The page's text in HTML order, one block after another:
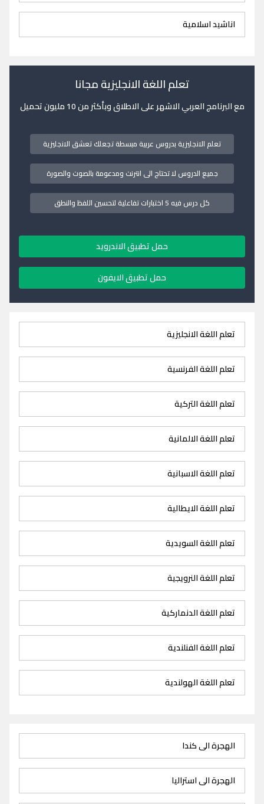
اناشيد اسلامية
تعلم اللغة الانجليزية مجانا
مع البرنامج العربي الاشهر على الاطلاق وبأكثر من 10 مليون تحميل
تعلم الانجليزية بدروس عربية مبسطة تجعلك تعشق الانجليزية
جميع الدروس لا تحتاج الى انترنت ومدعومة بالصوت والصورة
كل درس فيه 5 اختبارات تفاعلية لتحسين اللفظ والنطق
حمل تطبيق الاندرويد
حمل تطبيق الايفون
تعلم اللغة الانجليزية
تعلم اللغة الفرنسية
تعلم اللغة التركية
تعلم اللغة الالمانية
تعلم اللغة الاسبانية
تعلم اللغة الايطالية
تعلم اللغة السويدية
تعلم اللغة النرويجية
تعلم اللغة الدنماركية
تعلم اللغة الفنلندية
تعلم اللغة الهولندية
الهجرة الى كندا
الهجرة الى استراليا